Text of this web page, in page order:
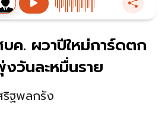
ค. ผวาปีใหม่การ์ดตก
วันละหมื่นราย
ริฐพลกรัง